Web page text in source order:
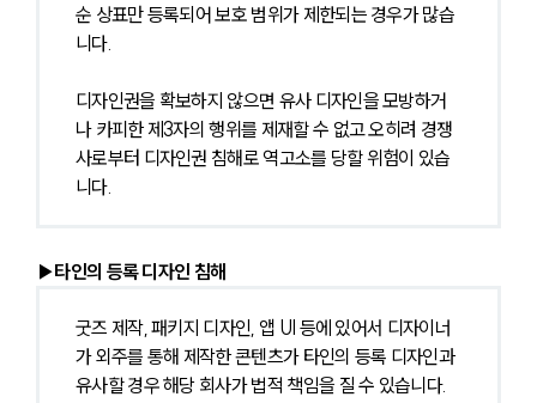
순 상표만 등록되어 보호 범위가 제한되는 경우가 많습
니다.
디자인권을 확보하지 않으면 유사 디자인을 모방하거
나 카피한 제3자의 행위를 제재할 수 없고 오히려 경쟁
사로부터 디자인권 침해로 역고소를 당할 위험이 있습
니다.
▶타인의 등록 디자인 침해
굿즈 제작, 패키지 디자인, 앱 UI 등에 있어서 디자이너
가 외주를 통해 제작한 콘텐츠가 타인의 등록 디자인과
유사할 경우 해당 회사가 법적 책임을 질 수 있습니다.